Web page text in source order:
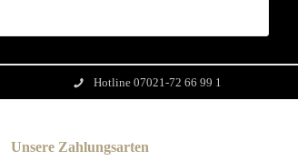
Hotline 07021-72 66 99 1
Unsere Zahlungsarten